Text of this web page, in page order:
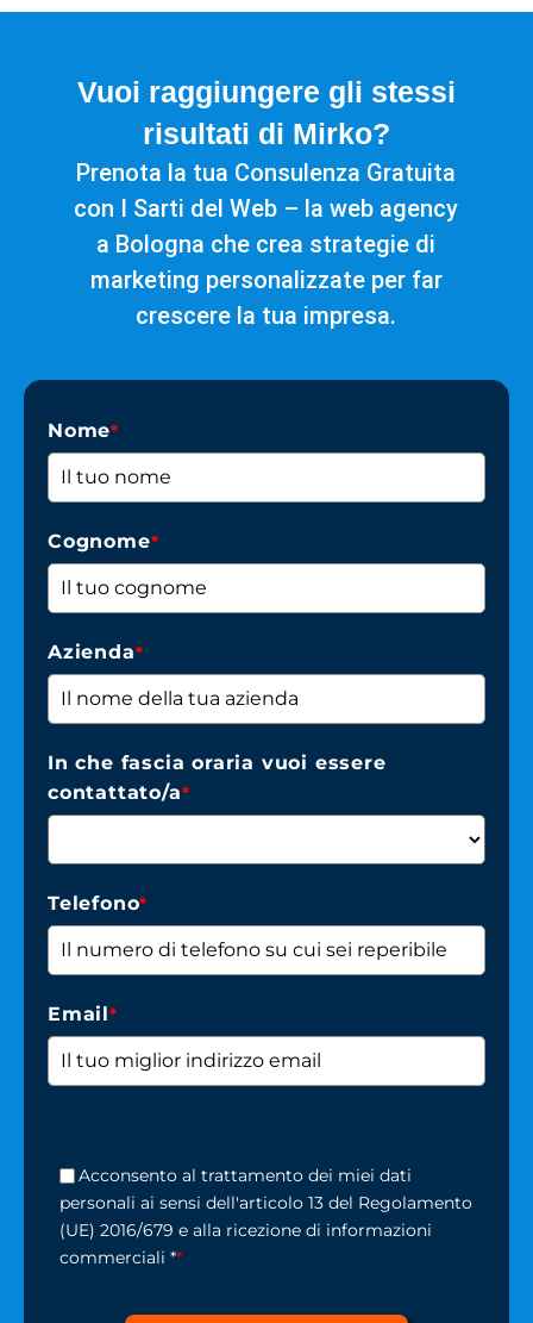
Vuoi raggiungere gli stessi
risultati di Mirko?
Prenota la tua Consulenza Gratuita
con I Sarti del Web – la web agency
a Bologna che crea strategie di
marketing personalizzate per far
crescere la tua impresa.
Nome*
Cognome*
Azienda*
In che fascia oraria vuoi essere
contattato/a*
Telefono*
Email*
Acconsento al trattamento dei miei dati
personali ai sensi dell'articolo 13 del Regolamento
(UE) 2016/679 e alla ricezione di informazioni
commerciali **